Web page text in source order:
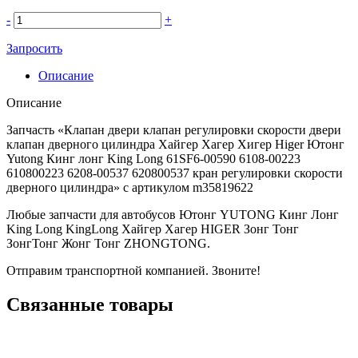
- +
Запросить
Описание
Описание
Запчасть «Клапан двери клапан регулировки скорости двери
клапан дверного цилиндра Хайгер Хагер Хигер Higer Ютонг
Yutong Кинг лонг King Long 61SF6-00590 6108-00223
610800223 6208-00537 620800537 кран регулировки скорости
дверного цилиндра» с артикулом m35819622
Любые запчасти для автобусов Ютонг YUTONG Кинг Лонг
King Long KingLong Хайгер Хагер HIGER Зонг Тонг
ЗонгТонг Жонг Тонг ZHONGTONG.
Отправим транспортной компанией. Звоните!
Связанные товары